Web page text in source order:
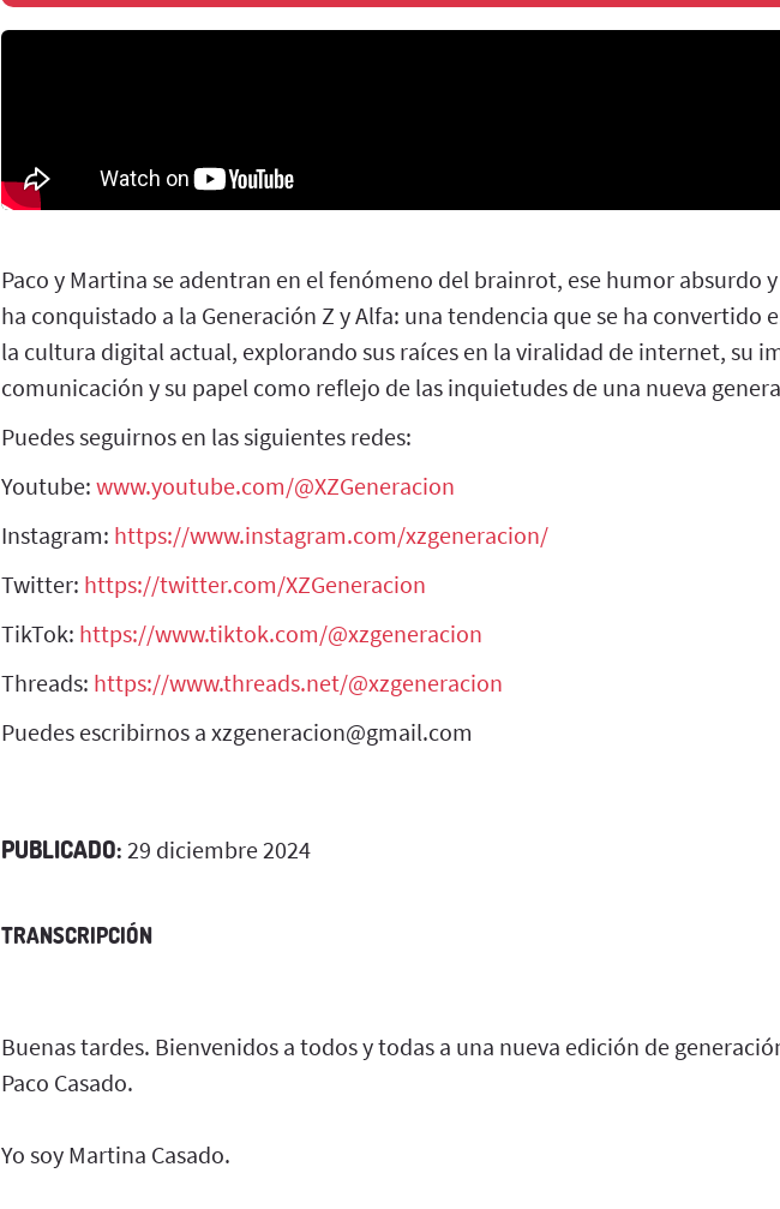
Paco y Martina se adentran en el fenómeno del brainrot, ese humor absurdo
ha conquistado a la Generación Z y Alfa: una tendencia que se ha convertido
la cultura digital actual, explorando sus raíces en la viralidad de internet, su
comunicación y su papel como reflejo de las inquietudes de una nueva
Puedes seguirnos en las siguientes redes:
Youtube: www.youtube.com/@XZGeneracion
Instagram: https://www.instagram.com/xzgeneracion/
Twitter: https://twitter.com/XZGeneracion
TikTok: https://www.tiktok.com/@xzgeneracion
Threads: https://www.threads.net/@xzgeneracion
Puedes escribirnos a xzgeneracion@gmail.com
PUBLICADO: 29 diciembre 2024
TRANSCRIPCIÓN
Buenas tardes. Bienvenidos a todos y todas a una nueva edición de
Paco Casado.
Yo soy Martina Casado.